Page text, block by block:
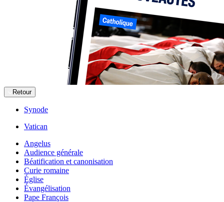
Retour
Synode
Vatican
Angelus
Audience générale
Béatification et canonisation
Curie romaine
Église
Évangélisation
Pape François